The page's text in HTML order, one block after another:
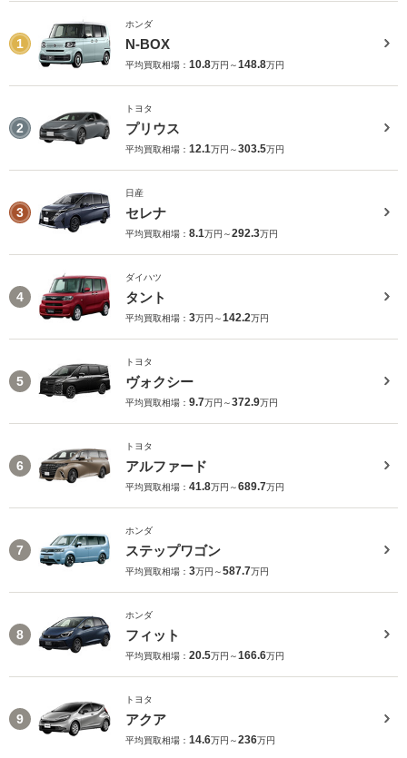
1
ホンダ
N-BOX
平均買取相場： 10.8万円～148.8万円
2
トヨタ
プリウス
平均買取相場： 12.1万円～303.5万円
3
日産
セレナ
平均買取相場： 8.1万円～292.3万円
4
ダイハツ
タント
平均買取相場： 3万円～142.2万円
5
トヨタ
ヴォクシー
平均買取相場： 9.7万円～372.9万円
6
トヨタ
アルファード
平均買取相場： 41.8万円～689.7万円
7
ホンダ
ステップワゴン
平均買取相場： 3万円～587.7万円
8
ホンダ
フィット
平均買取相場： 20.5万円～166.6万円
9
トヨタ
アクア
平均買取相場： 14.6万円～236万円